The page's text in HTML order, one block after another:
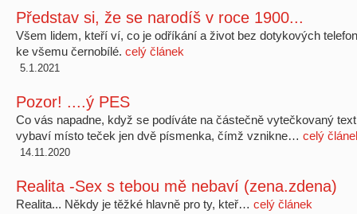
Představ si, že se narodíš v roce 1900...
Všem lidem, kteří ví, co je odříkání a život bez dotykových
ke všemu černobílé. celý článek
5.1.2021
Pozor! ....ý PES
Co vás napadne, když se podíváte na částečně vytečkovaný
vybaví místo teček jen dvě písmenka, čímž vznikne… celý
14.11.2020
Realita -Sex s tebou mě nebaví (zena.zdena)
Realita... Někdy je těžké hlavně pro ty, kteř… celý článek